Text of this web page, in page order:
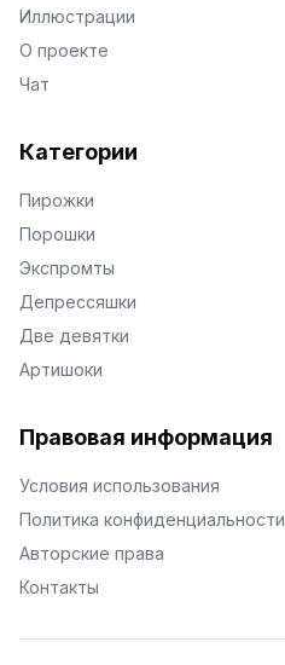
Иллюстрации
О проекте
Чат
Категории
Пирожки
Порошки
Экспромты
Депрессяшки
Две девятки
Артишоки
Правовая информация
Условия использования
Политика конфиденциальности
Авторские права
Контакты